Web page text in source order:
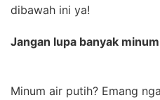
dibawah ini ya!
Jangan lupa banyak
Minum air putih? Emang